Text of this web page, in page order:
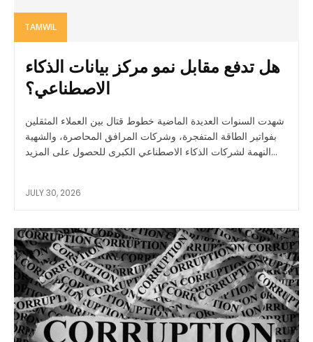
TAMWIL
هل تدفع مقابل نمو مركز بيانات الذكاء
الاصطناعي؟
شهدت السنوات العديدة الماضية خطوط قتال بين العملاء المثقلين
بفواتير الطاقة المتفجرة، وشركات المرافق المحاصرة، والشهية
النهمة لشركات الذكاء الاصطناعي الكبرى للحصول على المزيد...
JULY 30, 2026